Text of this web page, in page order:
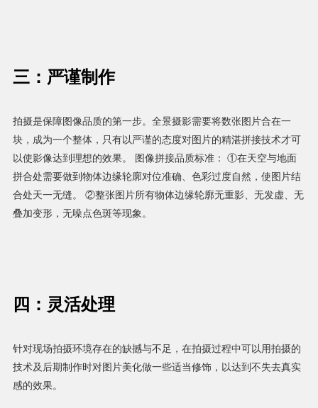
三：严谨制作
拍摄是保障图像品质的第一步。全景摄影需要将数张图片合在一
块，成为一个整体，只有以严谨的态度对图片的精湛拼接技术才可
以使影像达到理想的效果。 图像拼接品质标准： ①在天空与地面
拼合处需要做到物体边缘轮廓对位准确、色彩过度自然，使图片结
合处天一无缝。 ②整张图片所有物体边缘轮廓无重影、无发虚、无
叠加变形，无噪点色斑等现象。
四：灵活处理
针对现场拍摄环境存在的缺撼与不足，在拍摄过程中可以用拍摄的
技术及后期制作时对图片美化做一些适当修饰，以达到不失去真实
感的效果。